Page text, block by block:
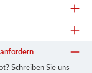
Schreiben Sie uns